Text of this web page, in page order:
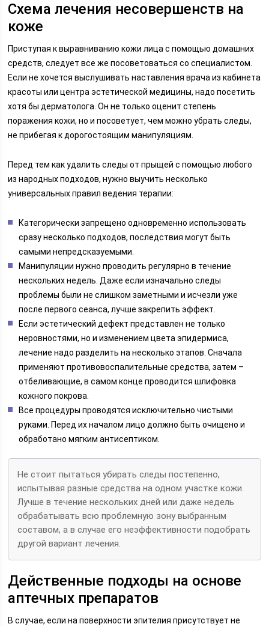
Схема лечения несовершенств на
коже
Приступая к выравниванию кожи лица с помощью домашних
средств, следует все же посоветоваться со специалистом.
Если не хочется выслушивать наставления врача из кабинета
красоты или центра эстетической медицины, надо посетить
хотя бы дерматолога. Он не только оценит степень
поражения кожи, но и посоветует, чем можно убрать следы,
не прибегая к дорогостоящим манипуляциям.
Перед тем как удалить следы от прыщей с помощью любого
из народных подходов, нужно выучить несколько
универсальных правил ведения терапии:
Категорически запрещено одновременно использовать
сразу несколько подходов, последствия могут быть
самыми непредсказуемыми.
Манипуляции нужно проводить регулярно в течение
нескольких недель. Даже если изначально следы
проблемы были не слишком заметными и исчезли уже
после первого сеанса, лучше закрепить эффект.
Если эстетический дефект представлен не только
неровностями, но и изменением цвета эпидермиса,
лечение надо разделить на несколько этапов. Сначала
применяют противовоспалительные средства, затем –
отбеливающие, в самом конце проводится шлифовка
кожного покрова.
Все процедуры проводятся исключительно чистыми
руками. Перед их началом лицо должно быть очищено и
обработано мягким антисептиком.
Не стоит пытаться убирать следы постепенно,
испытывая разные средства на одном участке кожи.
Лучше в течение нескольких дней или даже недель
обрабатывать всю проблемную зону выбранным
составом, а в случае его неэффективности подобрать
другой вариант лечения.
Действенные подходы на основе
аптечных препаратов
В случае, если на поверхности эпителия присутствует не